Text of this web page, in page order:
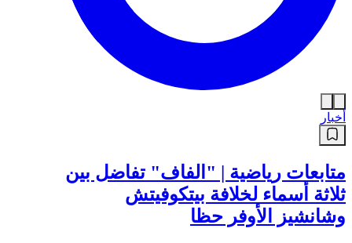
أخبار
متابعات رياضية | "الفاف" تفاضل بين
ثلاثة أسماء لخلافة بيتكوفيتش
وشانشيز الأوفر حظا